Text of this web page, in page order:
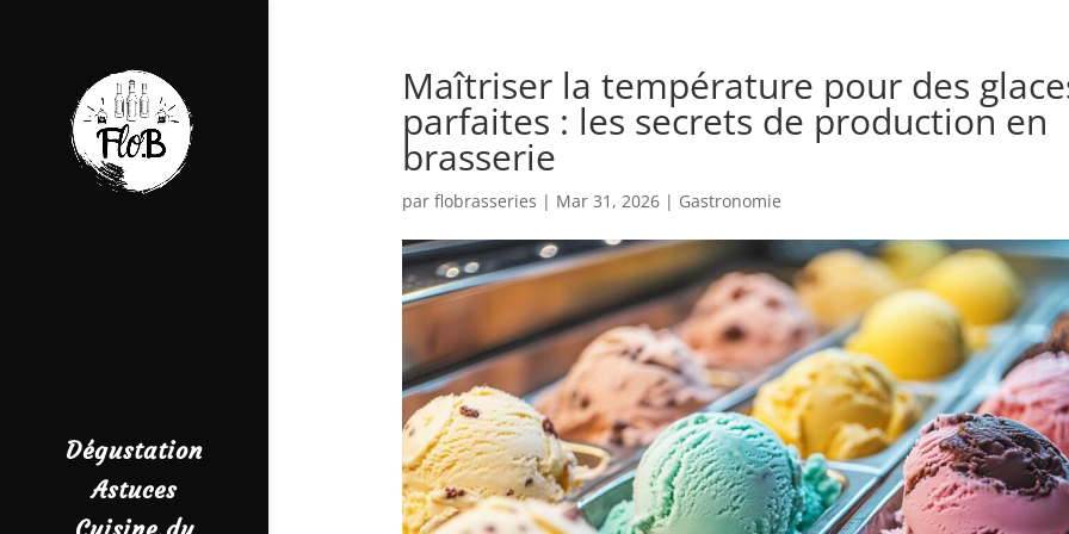
Dégustation
Astuces
Cuisine du
Maîtriser la température pour des
parfaites : les secrets de production en
brasserie
par flobrasseries | Mar 31, 2026| Gastronomie